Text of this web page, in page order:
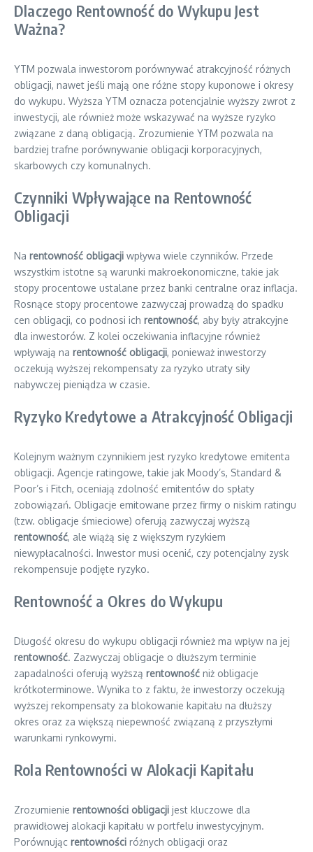
Dlaczego Rentowność do Wykupu Jest
Ważna?
YTM pozwala inwestorom porównywać atrakcyjność różnych
obligacji, nawet jeśli mają one różne stopy kuponowe i okresy
do wykupu. Wyższa YTM oznacza potencjalnie wyższy zwrot z
inwestycji, ale również może wskazywać na wyższe ryzyko
związane z daną obligacją. Zrozumienie YTM pozwala na
bardziej trafne porównywanie obligacji korporacyjnych,
skarbowych czy komunalnych.
Czynniki Wpływające na Rentowność
Obligacji
Na rentowność obligacji wpływa wiele czynników. Przede
wszystkim istotne są warunki makroekonomiczne, takie jak
stopy procentowe ustalane przez banki centralne oraz inflacja.
Rosnące stopy procentowe zazwyczaj prowadzą do spadku
cen obligacji, co podnosi ich rentowność, aby były atrakcyjne
dla inwestorów. Z kolei oczekiwania inflacyjne również
wpływają na rentowność obligacji, ponieważ inwestorzy
oczekują wyższej rekompensaty za ryzyko utraty siły
nabywczej pieniądza w czasie.
Ryzyko Kredytowe a Atrakcyjność Obligacji
Kolejnym ważnym czynnikiem jest ryzyko kredytowe emitenta
obligacji. Agencje ratingowe, takie jak Moody’s, Standard &
Poor’s i Fitch, oceniają zdolność emitentów do spłaty
zobowiązań. Obligacje emitowane przez firmy o niskim ratingu
(tzw. obligacje śmieciowe) oferują zazwyczaj wyższą
rentowność, ale wiążą się z większym ryzykiem
niewypłacalności. Inwestor musi ocenić, czy potencjalny zysk
rekompensuje podjęte ryzyko.
Rentowność a Okres do Wykupu
Długość okresu do wykupu obligacji również ma wpływ na jej
rentowność. Zazwyczaj obligacje o dłuższym terminie
zapadalności oferują wyższą rentowność niż obligacje
krótkoterminowe. Wynika to z faktu, że inwestorzy oczekują
wyższej rekompensaty za blokowanie kapitału na dłuższy
okres oraz za większą niepewność związaną z przyszłymi
warunkami rynkowymi.
Rola Rentowności w Alokacji Kapitału
Zrozumienie rentowności obligacji jest kluczowe dla
prawidłowej alokacji kapitału w portfelu inwestycyjnym.
Porównując rentowności różnych obligacji oraz